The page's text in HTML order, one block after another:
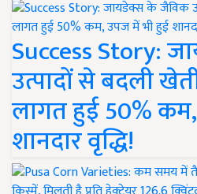
Success Story:
उत्पादों से बदली
लागत हुई 50%
शानदार वृद्धि!